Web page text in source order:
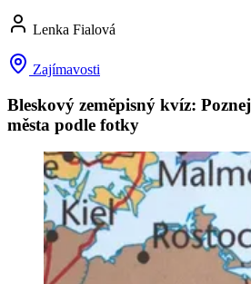
Lenka Fialová
Zajímavosti
Bleskový zeměpisný kvíz:
města podle fotky